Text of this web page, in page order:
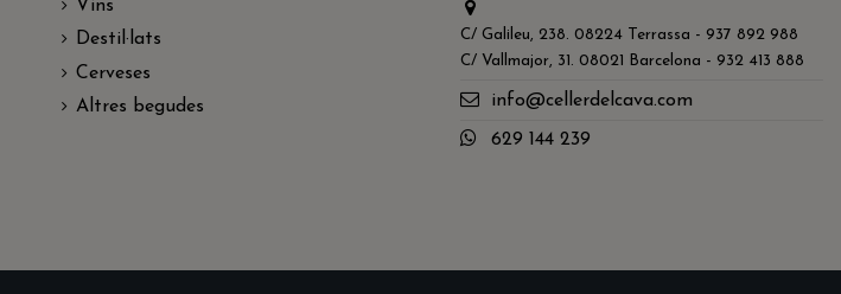
Vins
Destil·lats
Cerveses
Altres begudes
C/ Galileu, 238. 08224 Terrassa - 937 892 988
C/ Vallmajor, 31. 08021 Barcelona - 932 413 888
info@cellerdelcava.com
629 144 239